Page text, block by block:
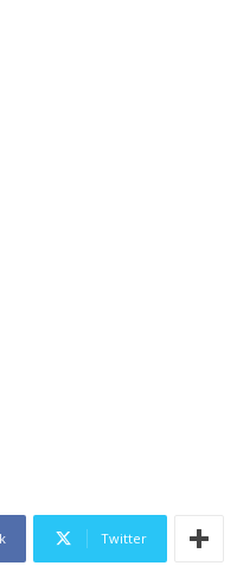
Twitter